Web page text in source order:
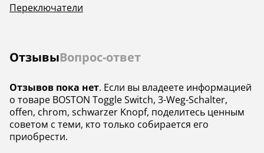
Переключатели
ОтзывыВопрос-ответ
Отзывов пока нет. Если вы владеете информацией
о товаре BOSTON Toggle Switch, 3-Weg-Schalter,
offen, chrom, schwarzer Knopf, поделитесь ценным
советом с теми, кто только собирается его
приобрести.